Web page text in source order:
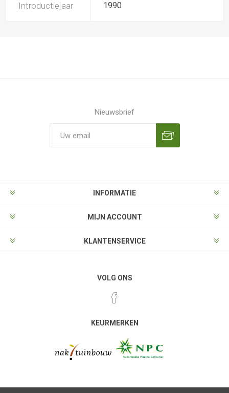
Introductiejaar 1990
Nieuwsbrief
INFORMATIE
MIJN ACCOUNT
KLANTENSERVICE
VOLG ONS
KEURMERKEN